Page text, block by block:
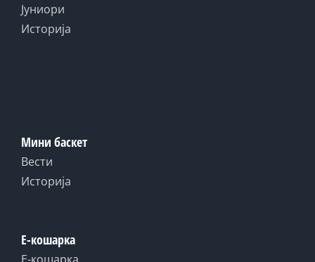
Јуниори
Историја
Мини баскет
Вести
Историја
Е-кошарка
Е-кошарка